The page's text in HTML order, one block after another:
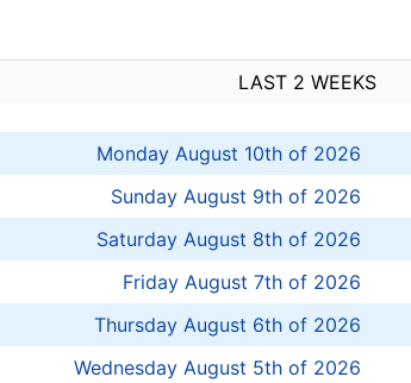
LAST 2 WEEKS
Monday August 10th of 2026
Sunday August 9th of 2026
Saturday August 8th of 2026
Friday August 7th of 2026
Thursday August 6th of 2026
Wednesday August 5th of 2026